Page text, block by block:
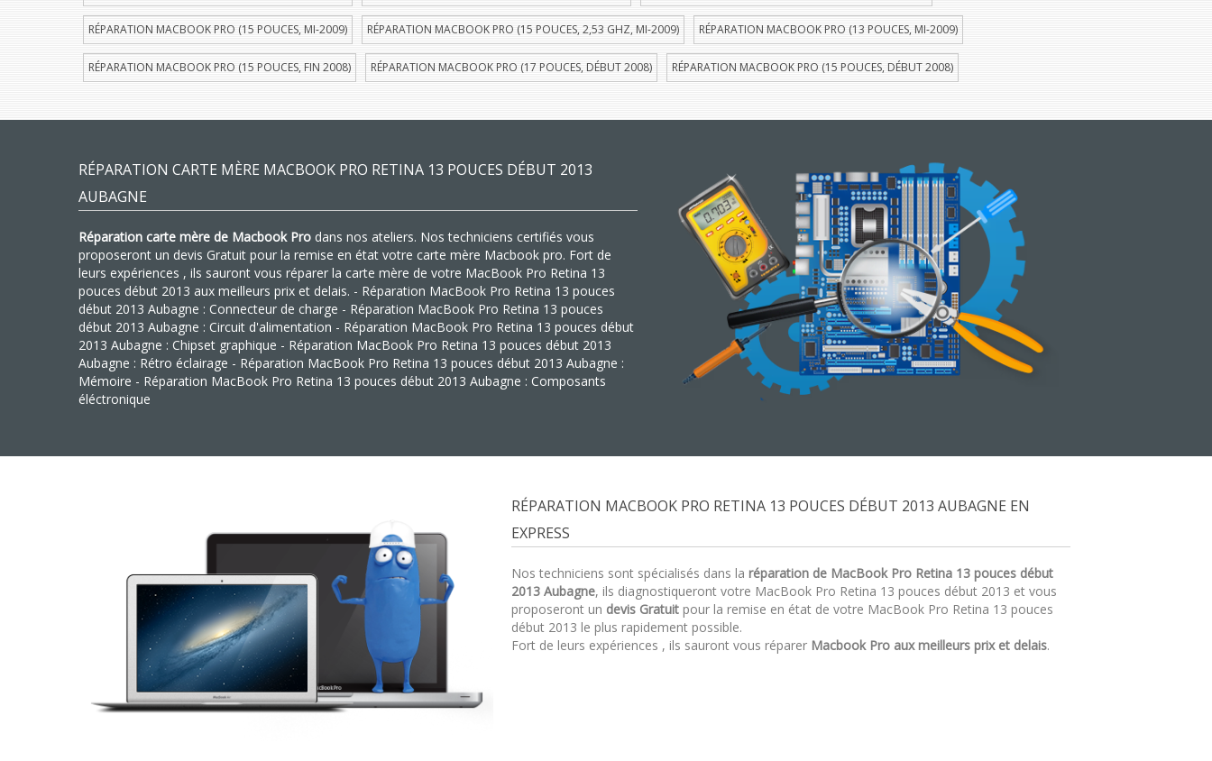
RÉPARATION MACBOOK PRO (15 POUCES, MI-2009) RÉPARATION MACBOOK PRO (15 POUCES, 2,53 GHZ, MI-2009) RÉPARATION MACBOOK PRO (13 POUCES, MI-2009)
RÉPARATION MACBOOK PRO (15 POUCES, FIN 2008) RÉPARATION MACBOOK PRO (17 POUCES, DÉBUT 2008) RÉPARATION MACBOOK PRO (15 POUCES, DÉBUT 2008)
RÉPARATION CARTE MÈRE MACBOOK PRO RETINA 13 POUCES DÉBUT 2013
AUBAGNE
Réparation carte mère de Macbook Pro dans nos ateliers. Nos techniciens certifiés vous
proposeront un devis Gratuit pour la remise en état votre carte mère Macbook pro. Fort de
leurs expériences , ils sauront vous réparer la carte mère de votre MacBook Pro Retina 13
pouces début 2013 aux meilleurs prix et delais. - Réparation MacBook Pro Retina 13 pouces
début 2013 Aubagne : Connecteur de charge - Réparation MacBook Pro Retina 13 pouces
début 2013 Aubagne : Circuit d'alimentation - Réparation MacBook Pro Retina 13 pouces début
2013 Aubagne : Chipset graphique - Réparation MacBook Pro Retina 13 pouces début 2013
Aubagne : Rétro éclairage - Réparation MacBook Pro Retina 13 pouces début 2013 Aubagne :
Mémoire - Réparation MacBook Pro Retina 13 pouces début 2013 Aubagne : Composants
éléctronique
RÉPARATION MACBOOK PRO RETINA 13 POUCES DÉBUT 2013 AUBAGNE EN
EXPRESS
Nos techniciens sont spécialisés dans la réparation de MacBook Pro Retina 13 pouces début
2013 Aubagne, ils diagnostiqueront votre MacBook Pro Retina 13 pouces début 2013 et vous
proposeront un devis Gratuit pour la remise en état de votre MacBook Pro Retina 13 pouces
début 2013 le plus rapidement possible.
Fort de leurs expériences , ils sauront vous réparer Macbook Pro aux meilleurs prix et delais.